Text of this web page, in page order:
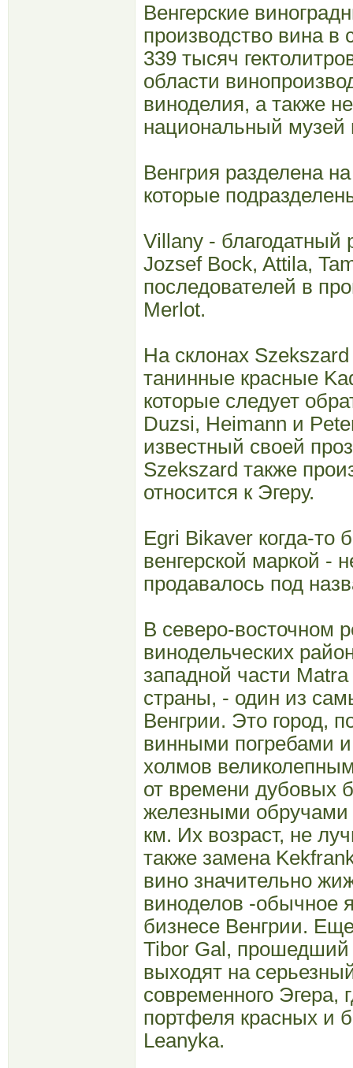
Венгерские
производство вина в
339 тысяч
области
виноделия, а также
национальный музей
Венгрия разделена
которые
Villany - благодатный
Jozsef Bock, Attila,
последователей в
Merlot.
На склонах
танинные красные
которые следует
Duzsi, Heimann и
известный своей
Szekszard также
относится к Эгеру.
Egri Bikaver когда-то
венгерской маркой -
продавалось под
В северо-восточном
винодельческих
западной части
страны, - один из
Венгрии. Это город,
винными погребами
холмов
от времени дубовых
железными обручами
км. Их возраст, не
также замена
вино значительно
виноделов -обычное
бизнесе Венгрии.
Tibor Gal, прошедший
выходят на
современного Эгера,
портфеля красных и
Leanyka.